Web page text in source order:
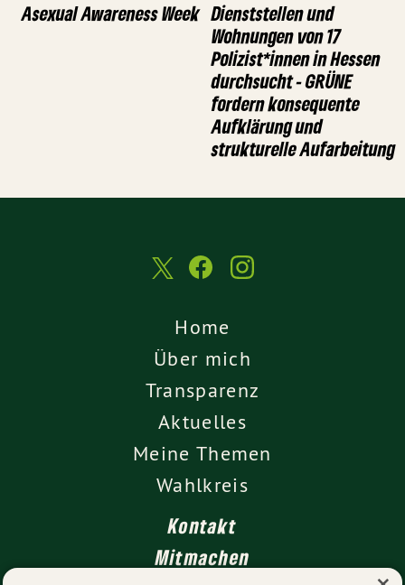
Asexual Awareness Week Dienststellen und
Wohnungen von 17
Polizist*innen in Hessen
durchsucht - GRÜNE
fordern konsequente
Aufklärung und
strukturelle Aufarbeitung
Home
Über mich
Transparenz
Aktuelles
Meine Themen
Wahlkreis
Kontakt
Mitmachen